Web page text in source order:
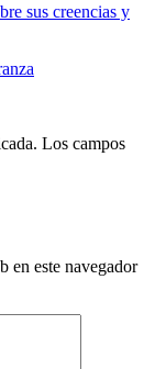
sus creencias y
Los campos
en este navegador